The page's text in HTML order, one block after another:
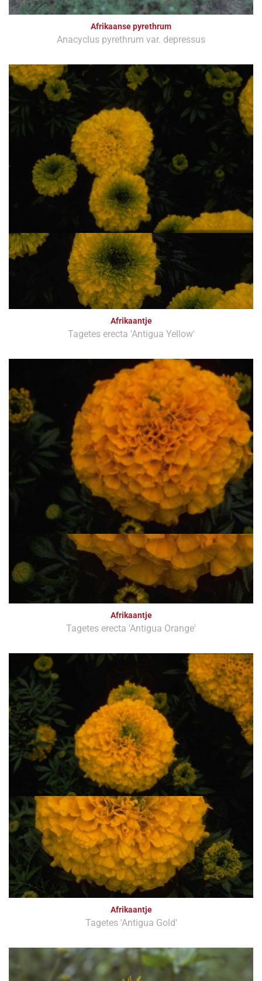
Afrikaanse pyrethrum
Anacyclus pyrethrum var. depressus
Afrikaantje
Tagetes erecta 'Antigua Yellow'
Afrikaantje
Tagetes erecta 'Antigua Orange'
Afrikaantje
Tagetes 'Antigua Gold'